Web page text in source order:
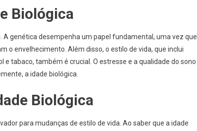
Biológica
genética desempenha um papel fundamental, uma vez que
o envelhecimento. Além disso, o estilo de vida, que inclui
tabaco, também é crucial. O estresse e a qualidade do sono
a idade biológica.
Biológica
para mudanças de estilo de vida. Ao saber que a idade